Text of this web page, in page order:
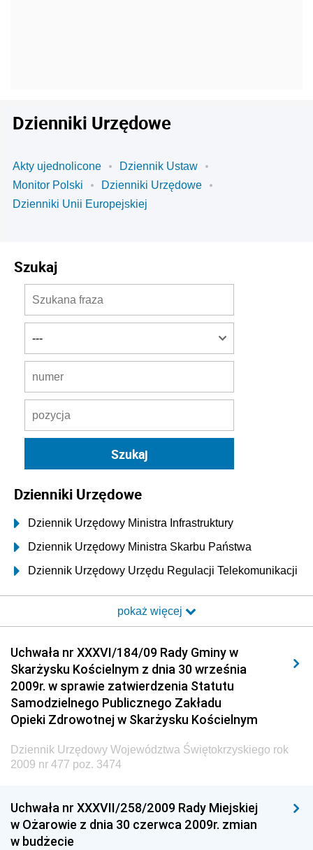
Dzienniki Urzędowe
Akty ujednolicone
Dziennik Ustaw
Monitor Polski
Dzienniki Urzędowe
Dzienniki Unii Europejskiej
Szukaj
Dzienniki Urzędowe
Dziennik Urzędowy Ministra Infrastruktury
Dziennik Urzędowy Ministra Skarbu Państwa
Dziennik Urzędowy Urzędu Regulacji Telekomunikacji
Dziennik Urzędowy Ministra Transportu i Budownictwa
Elektronicznej
Dziennik Urzędowy Ministra Spraw Wewnętrznych i
Administracji
Dziennik Urzędowy Ministra Transportu
Dziennik Urzędowy Ministra Budownictwa
Dziennik Urzędowy Ministra Nauki i Szkolnictwa
Dziennik Urzędowy Głównego Urzędu Miar
Dziennik Urzędowy Ministra Rolnictwa i Rozwoju Wsi
pokaż więcej
Uchwała nr XXXVI/184/09 Rady Gminy w
Skarżysku Kościelnym z dnia 30 września
2009r. w sprawie zatwierdzenia Statutu
Samodzielnego Publicznego Zakładu
Opieki Zdrowotnej w Skarżysku Kościelnym
Dziennik Urzędowy Województwa Świętokrzyskiego rok
2009 nr 477 poz. 3474
Uchwała nr XXXVII/258/2009 Rady Miejskiej
w Ożarowie z dnia 30 czerwca 2009r. zmian
w budżecie